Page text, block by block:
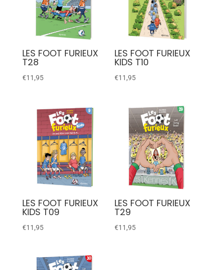
LES FOOT FURIEUX
T28
€11,95
LES FOOT FURIEUX
KIDS T10
€11,95
LES FOOT FURIEUX
KIDS T09
€11,95
LES FOOT FURIEUX
T29
€11,95